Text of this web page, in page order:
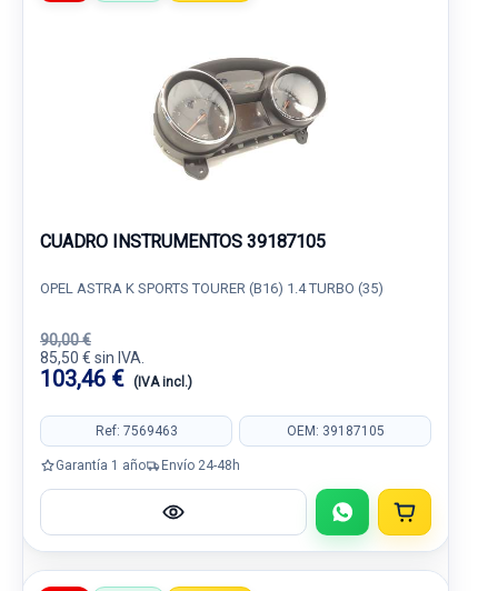
CUADRO INSTRUMENTOS 39187105
OPEL ASTRA K SPORTS TOURER (B16) 1.4 TURBO (35)
90,00 €
85,50 € sin IVA.
103,46 € (IVA incl.)
Ref: 7569463 OEM: 39187105
Garantía 1 año Envío 24-48h